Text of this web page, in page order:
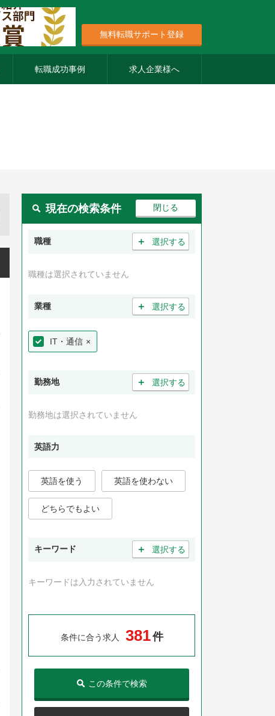
無料転職サポート登録
転職成功事例 求人企業様へ
現在の検索条件
職種 ＋ 選択する
職種は選択されていません
業種 ＋ 選択する
IT・通信 ×
勤務地 ＋ 選択する
勤務地は選択されていません
英語力
英語を使う 英語を使わない
どちらでもよい
キーワード ＋ 選択する
キーワードは入力されていません
条件に合う求人 381件
この条件で検索